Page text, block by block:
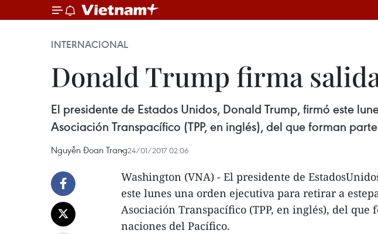
INTERNACIONAL
Donald Trump firma
El presidente de Estados Unidos, Donald Trump, firmó este
Asociación Transpacífico (TPP, en inglés), del que forman
Nguyễn Đoan Trang24/01/2017 02:06
Washington (VNA) - El presidente de
este lunes una orden ejecutiva para retirar a
Asociación Transpacífico (TPP, en inglés), del que
naciones del Pacífico.